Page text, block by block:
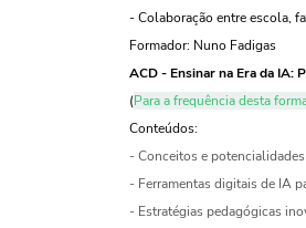
- Colaboração entre escola,
Formador: Nuno Fadigas
ACD - Ensinar na Era da IA:
(Para a frequência desta
Conteúdos:
-Conceitos e
- Ferramentas digitais de IA
- Estratégias pedagógicas